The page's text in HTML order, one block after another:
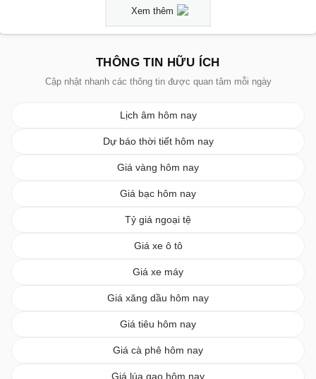
Xem thêm
THÔNG TIN HỮU ÍCH
Cập nhật nhanh các thông tin được quan tâm mỗi ngày
Lịch âm hôm nay
Dự báo thời tiết hôm nay
Giá vàng hôm nay
Giá bạc hôm nay
Tỷ giá ngoại tệ
Giá xe ô tô
Giá xe máy
Giá xăng dầu hôm nay
Giá tiêu hôm nay
Giá cà phê hôm nay
Giá lúa gạo hôm nay